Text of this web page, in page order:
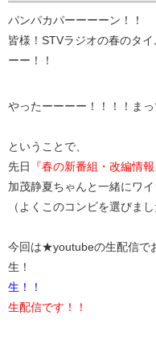
パンパカパーーーーン！！
皆様！STVラジオの春のタ
ーー！！
やったーーーー！！！！ま
ということで、
先日
『春の新番組・改編情報
加茂静夏ちゃんと一緒にワ
（よくこのコンビを選びま
今回は★youtubeの生配信で
生！
生！！
生配信です！！